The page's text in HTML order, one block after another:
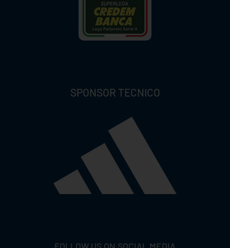
SPONSOR TECNICO
FOLLOW US ON SOCIAL MEDIA